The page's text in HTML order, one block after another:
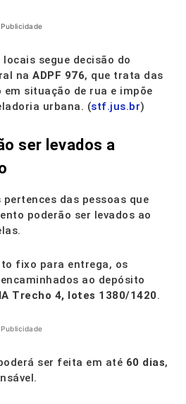
Publicidade
segue decisão do
na ADPF 976, que trata das
situação de rua e impõe
urbana. (stf.jus.br)
ser levados a
das pessoas que
poderão ser levados ao
fixo para entrega, os
ao depósito
Trecho 4, lotes 1380/1420.
Publicidade
ser feita em até 60 dias,